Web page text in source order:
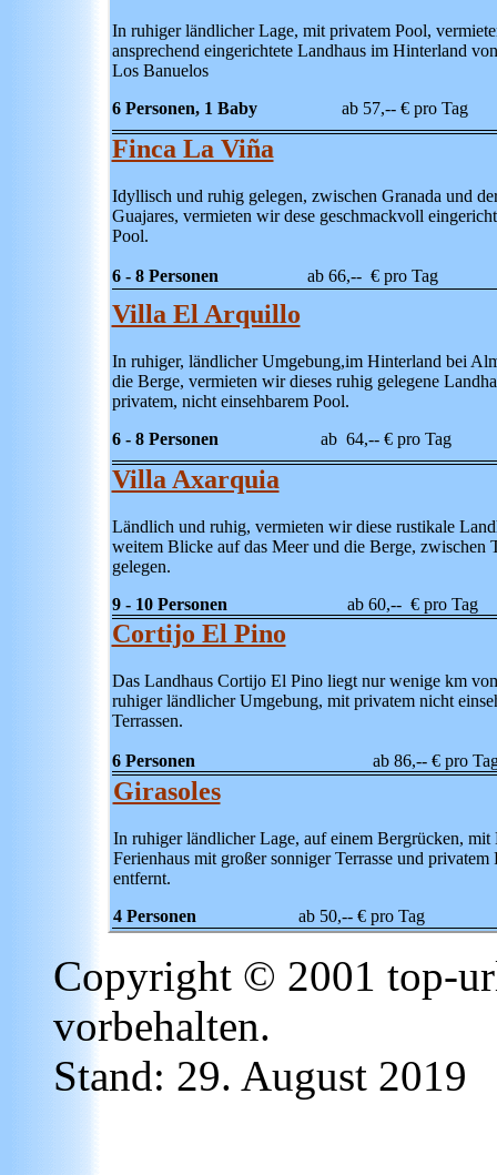
In ruhiger ländlicher Lage, mit privatem Pool,
ansprechend eingerichtete Landhaus im Hinterland
Los Banuelos
6 Personen, 1 Baby ab 57,-- € pro Tag
Finca La Viña
Idyllisch und ruhig gelegen, zwischen Granada und
Guajares, vermieten wir dese geschmackvoll
Pool.
6 - 8 Personen ab 66,-- € pro Tag
Villa El Arquillo
In ruhiger, ländlicher Umgebung,im Hinterland bei
die Berge, vermieten wir dieses ruhig gelegene
privatem, nicht einsehbarem Pool.
6 - 8 Personen
ab 64,-- € pro Tag
Villa Axarquia
Ländlich und ruhig, vermieten wir diese rustikale
weitem Blicke auf das Meer und die Berge, zwischen
gelegen.
9 - 10 Personen
ab 60,-- € pro Tag
Cortijo El Pino
Das Landhaus Cortijo El Pino liegt nur wenige km
ruhiger ländlicher Umgebung, mit privatem nicht
Terrassen.
6 Personen ab 86,-- € pro
Girasoles
In ruhiger ländlicher Lage, auf einem Bergrücken, mit
Ferienhaus mit großer sonniger Terrasse und
entfernt.
4 Personen ab 50,-- € pro Tag
Copyright © 2001 top-
vorbehalten.
Stand: 29. August 2019